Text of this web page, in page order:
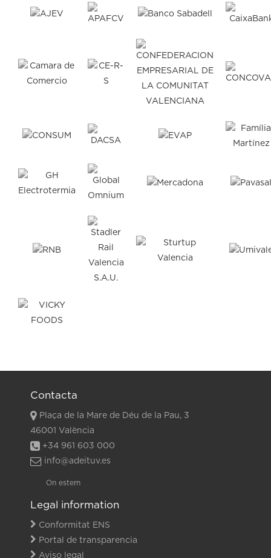
Contacta
Plaça de la Mare de Déu de la Pau, 3
46001 València
+34 961 603 000
info@adeituv.es
On estem
Legal information
Conformitat ENS
Portal de transparencia
Aviso legal